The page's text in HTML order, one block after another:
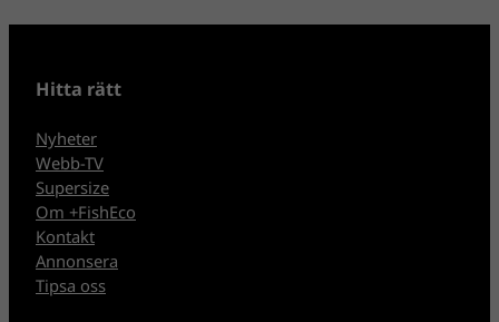
Hitta rätt
Nyheter
Webb-TV
Supersize
Om +FishEco
Kontakt
Annonsera
Tipsa oss